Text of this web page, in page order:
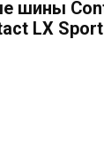
шины
LX